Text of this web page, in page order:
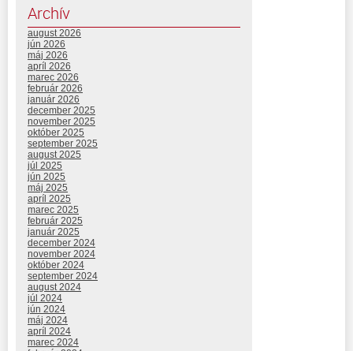
Archív
august 2026
jún 2026
máj 2026
apríl 2026
marec 2026
február 2026
január 2026
december 2025
november 2025
október 2025
september 2025
august 2025
júl 2025
jún 2025
máj 2025
apríl 2025
marec 2025
február 2025
január 2025
december 2024
november 2024
október 2024
september 2024
august 2024
júl 2024
jún 2024
máj 2024
apríl 2024
marec 2024